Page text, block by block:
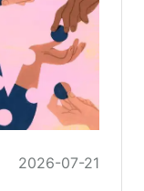
2026-07-21